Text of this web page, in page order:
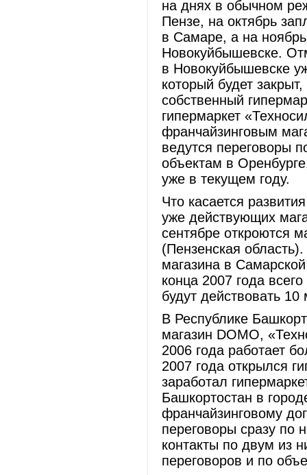
на днях в обычном
Пензе, на октябрь
в Самаре, а на ноябрь
Новокуйбышевске.
в Новокуйбышевске
который будет
собственный
гипермаркет
франчайзинговым
ведутся переговоры
объектам в
уже в текущем году.
Что касается
уже действующих
сентябре откроются
(Пензенская
магазина в
конца 2007 года
будут действовать 10
В Республике
магазин DOMO,
2006 года работает
2007 года открылся
заработал
Башкортостан в
франчайзинговому
переговоры сразу по
контакты по двум из
переговоров и по